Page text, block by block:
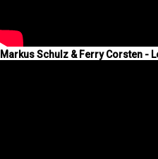
Markus Schulz & Ferry Corsten -